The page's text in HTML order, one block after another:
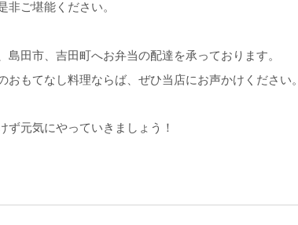
非ご堪能ください。
島田市、吉田町へお弁当の配達を承っております。
おもてなし料理ならば、ぜひ当店にお声かけください。
ず元気にやっていきましょう！